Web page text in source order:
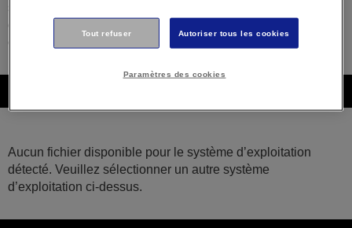
sélectionniez manuellement votre système d'exploitation ci-
dessus pour vous assurer que vous visualisez un contenu
compatible.
Aucun fichier disponible pour le système d’exploitation
détecté. Veuillez sélectionner un autre système
d’exploitation ci-dessus.
Tout refuser Autoriser tous les cookies
Paramètres des cookies